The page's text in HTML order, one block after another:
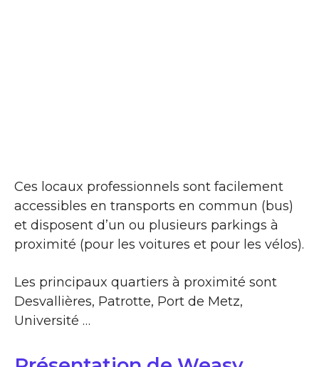
Ces locaux professionnels sont facilement
accessibles en transports en commun (bus)
et disposent d’un ou plusieurs parkings à
proximité (pour les voitures et pour les vélos).
Les principaux quartiers à proximité sont
Desvallières, Patrotte, Port de Metz,
Université …